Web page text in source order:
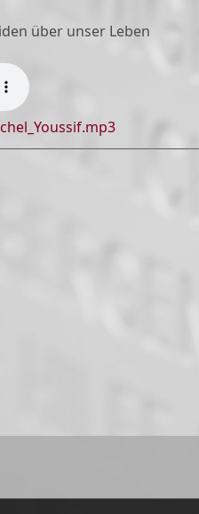
über unser Leben